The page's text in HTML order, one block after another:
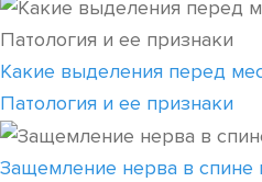
Какие выделения перед
Патология и ее признаки
Защемление нерва в спине